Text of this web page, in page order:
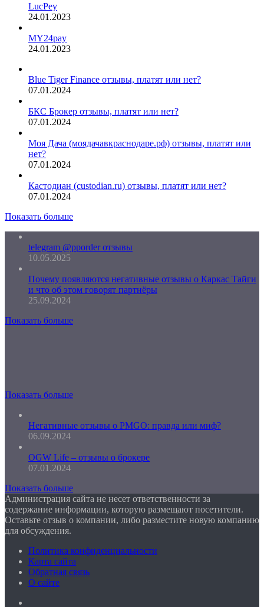
LucPey
24.01.2023
MY24pay
24.01.2023
Blue Tiger Finance отзывы, платят или нет?
07.01.2024
БКС Брокер отзывы, платят или нет?
07.01.2024
Моя Дача (моядачавкраснодаре.рф) отзывы, платят или
нет?
07.01.2024
Кастодиан (custodian.ru) отзывы, платят или нет?
07.01.2024
Показать больше
telegram @pporder отзывы
10.05.2025
Почему появляются негативные отзывы о Каркас Тайги
и что об этом говорят партнёры
25.09.2024
Показать больше
Показать больше
Негативные отзывы о PMGO: правда или миф?
06.09.2024
OGW Life – отзывы о брокере
07.01.2024
Показать больше
Администрация сайта не несет ответственности за
содержание информации, которую размещают посетители.
Оставьте отзыв о компании, либо разместите новую компанию
для обсуждения.
Политика конфиденциальности
Карта сайта
Обратная связь
О сайте